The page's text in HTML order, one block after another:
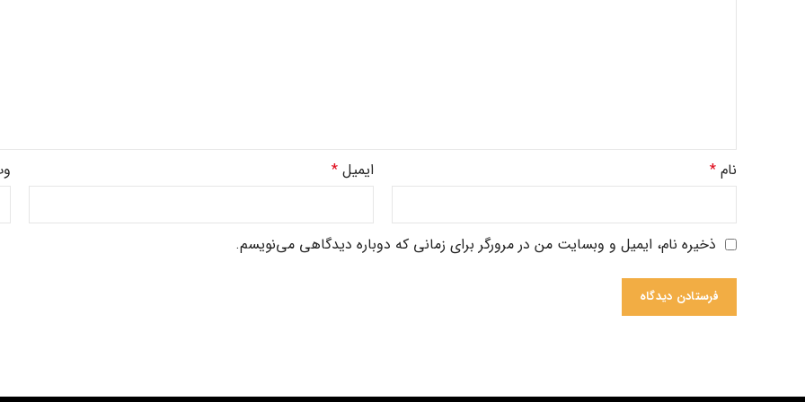
نام * ایمیل *
ذخیره نام، ایمیل و وبسایت من در مرورگر برای زمانی که دوباره دیدگاهی می‌نویسم.